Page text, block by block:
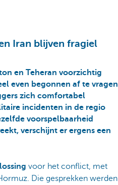
Iran blijven fragiel
en Teheran voorzichtig
even begonnen af te vragen
zich comfortabel
incidenten in de regio
voorspelbaarheid
verschijnt er ergens een
voor het conflict, met
. Die gesprekken werden